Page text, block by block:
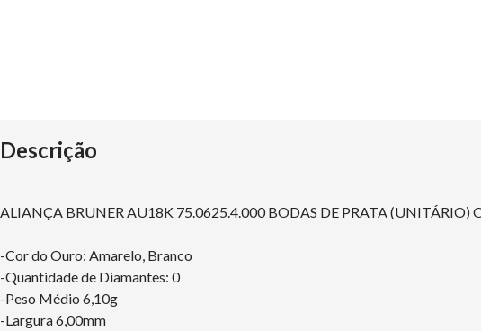
Descrição
ALIANÇA BRUNER AU18K 75.0625.4.000 BODAS DE PRATA (UNITÁRIO)
-Cor do Ouro: Amarelo, Branco
-Quantidade de Diamantes: 0
-Peso Médio 6,10g
-Largura 6,00mm